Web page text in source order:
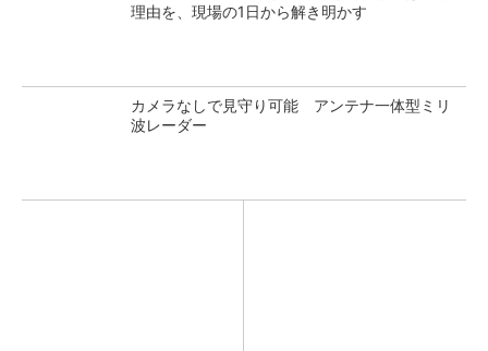
理由を、現場の1日から解き明かす
カメラなしで見守り可能 アンテナ一体型ミリ
波レーダー